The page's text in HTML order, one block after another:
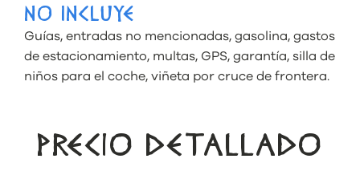
NO INCLUYE
Guías, entradas no mencionadas, gasolina, gastos
de estacionamiento, multas, GPS, garantía, silla de
niños para el coche, viñeta por cruce de frontera.
PRECIO DETALLADO